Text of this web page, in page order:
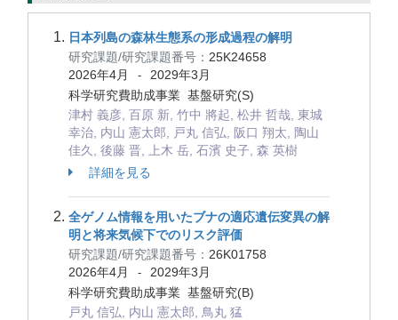
日本列島の森林生態系の形成過程の解明
研究課題/研究課題番号： 25K24658
2026年4月
-
2029年3月
科学研究費助成事業 基盤研究(S)
津村 義彦, 百原 新, 竹中 將起, 松井 哲哉, 東城
幸治, 内山 憲太郎, 戸丸 信弘, 阪口 翔太, 陶山
佳久, 後藤 晋, 上木 岳, 石濱 史子, 森 英樹
詳細を見る
全ゲノム情報を用いたブナの適応遺伝変異の解
明と将来気候下でのリスク評価
研究課題/研究課題番号： 26K01758
2026年4月
-
2029年3月
科学研究費助成事業 基盤研究(B)
戸丸 信弘, 内山 憲太郎, 鳥丸 猛